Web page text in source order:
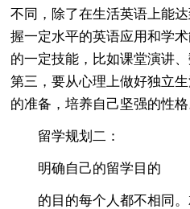
不同，除了在生活英语上能
握一定水平的英语应用和学
的一定技能，比如课堂演讲
第三，要从心理上做好独立
的准备，培养自己坚强的性格
留学规划二：
明确自己的留学目的
的目的每个人都不相同。